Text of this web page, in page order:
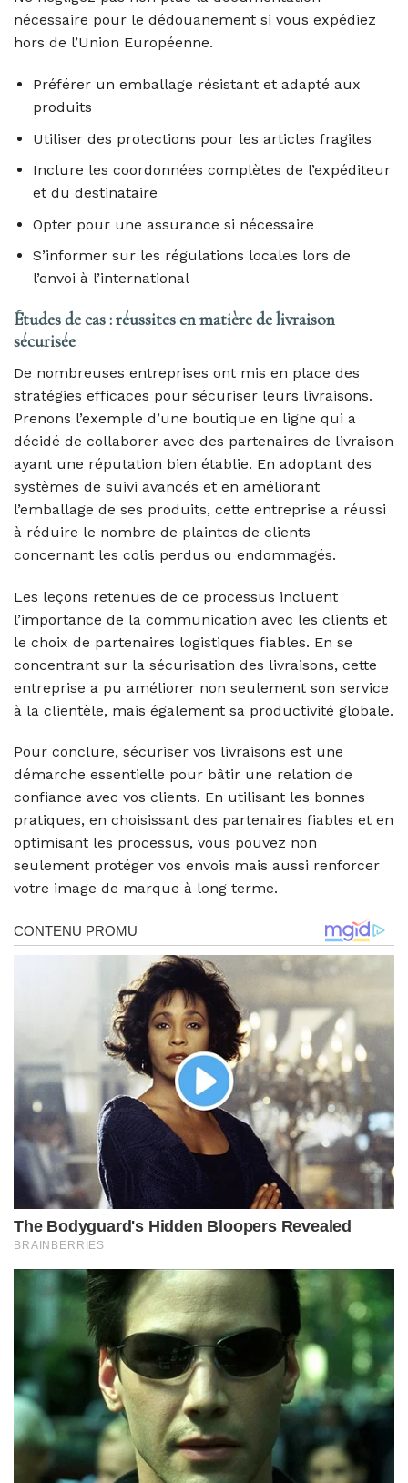
nécessaire pour le dédouanement si vous expédiez
hors de l’Union Européenne.
Préférer un emballage résistant et adapté aux
produits
Utiliser des protections pour les articles fragiles
Inclure les coordonnées complètes de l’expéditeur
et du destinataire
Opter pour une assurance si nécessaire
S’informer sur les régulations locales lors de
l’envoi à l’international
Études de cas : réussites en matière de livraison
sécurisée
De nombreuses entreprises ont mis en place des
stratégies efficaces pour sécuriser leurs livraisons.
Prenons l’exemple d’une boutique en ligne qui a
décidé de collaborer avec des partenaires de livraison
ayant une réputation bien établie. En adoptant des
systèmes de suivi avancés et en améliorant
l’emballage de ses produits, cette entreprise a réussi
à réduire le nombre de plaintes de clients
concernant les colis perdus ou endommagés.
Les leçons retenues de ce processus incluent
l’importance de la communication avec les clients et
le choix de partenaires logistiques fiables. En se
concentrant sur la sécurisation des livraisons, cette
entreprise a pu améliorer non seulement son service
à la clientèle, mais également sa productivité globale.
Pour conclure, sécuriser vos livraisons est une
démarche essentielle pour bâtir une relation de
confiance avec vos clients. En utilisant les bonnes
pratiques, en choisissant des partenaires fiables et en
optimisant les processus, vous pouvez non
seulement protéger vos envois mais aussi renforcer
votre image de marque à long terme.